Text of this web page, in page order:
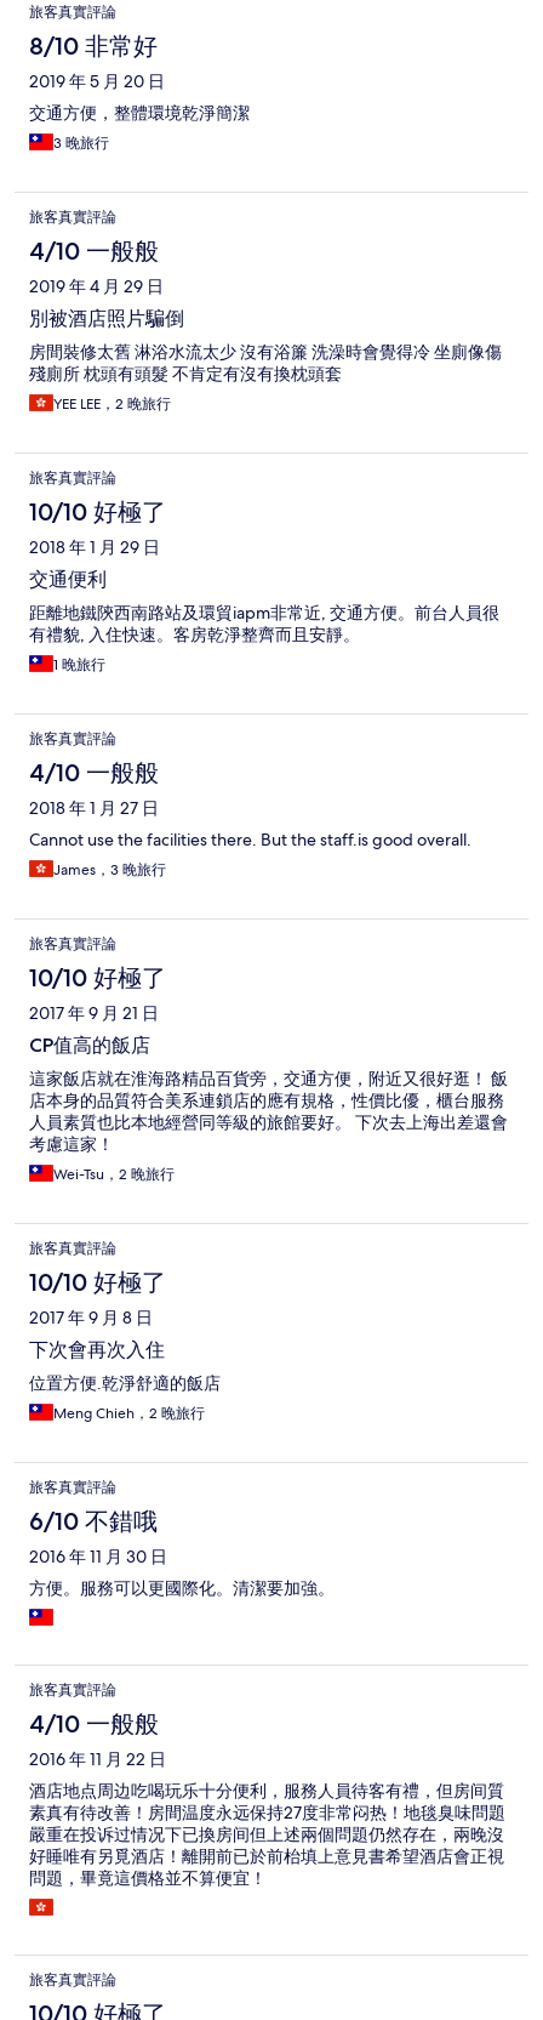
旅客真實評論
8/10 非常好
2019 年 5 月 20 日
交通方便，整體環境乾淨簡潔
3 晚旅行
旅客真實評論
4/10 一般般
2019 年 4 月 29 日
別被酒店照片騙倒
房間裝修太舊 淋浴水流太少 沒有浴簾 洗澡時會覺得冷 坐廁像傷
殘廁所 枕頭有頭髮 不肯定有沒有換枕頭套
YEE LEE，2 晚旅行
旅客真實評論
10/10 好極了
2018 年 1 月 29 日
交通便利
距離地鐵陝西南路站及環貿iapm非常近, 交通方便。前台人員很
有禮貌, 入住快速。客房乾淨整齊而且安靜。
1 晚旅行
旅客真實評論
4/10 一般般
2018 年 1 月 27 日
Cannot use the facilities there. But the staff.is good overall.
James，3 晚旅行
旅客真實評論
10/10 好極了
2017 年 9 月 21 日
CP值高的飯店
這家飯店就在淮海路精品百貨旁，交通方便，附近又很好逛！ 飯
店本身的品質符合美系連鎖店的應有規格，性價比優，櫃台服務
人員素質也比本地經營同等級的旅館要好。 下次去上海出差還會
考慮這家！
Wei-Tsu，2 晚旅行
旅客真實評論
10/10 好極了
2017 年 9 月 8 日
下次會再次入住
位置方便.乾淨舒適的飯店
Meng Chieh，2 晚旅行
旅客真實評論
6/10 不錯哦
2016 年 11 月 30 日
方便。服務可以更國際化。清潔要加強。
旅客真實評論
4/10 一般般
2016 年 11 月 22 日
酒店地点周边吃喝玩乐十分便利，服務人員待客有禮，但房间質
素真有待改善！房間温度永远保持27度非常闷热！地毯臭味問題
嚴重在投诉过情况下已換房间但上述兩個問題仍然存在，兩晚沒
好睡唯有另覓酒店！離開前已於前枱填上意見書希望酒店會正視
問題，畢竟這價格並不算便宜！
旅客真實評論
10/10 好極了